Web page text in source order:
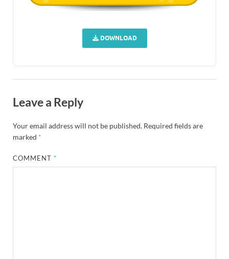
DOWNLOAD
Leave a Reply
Your email address will not be published. Required fields are
marked *
COMMENT*